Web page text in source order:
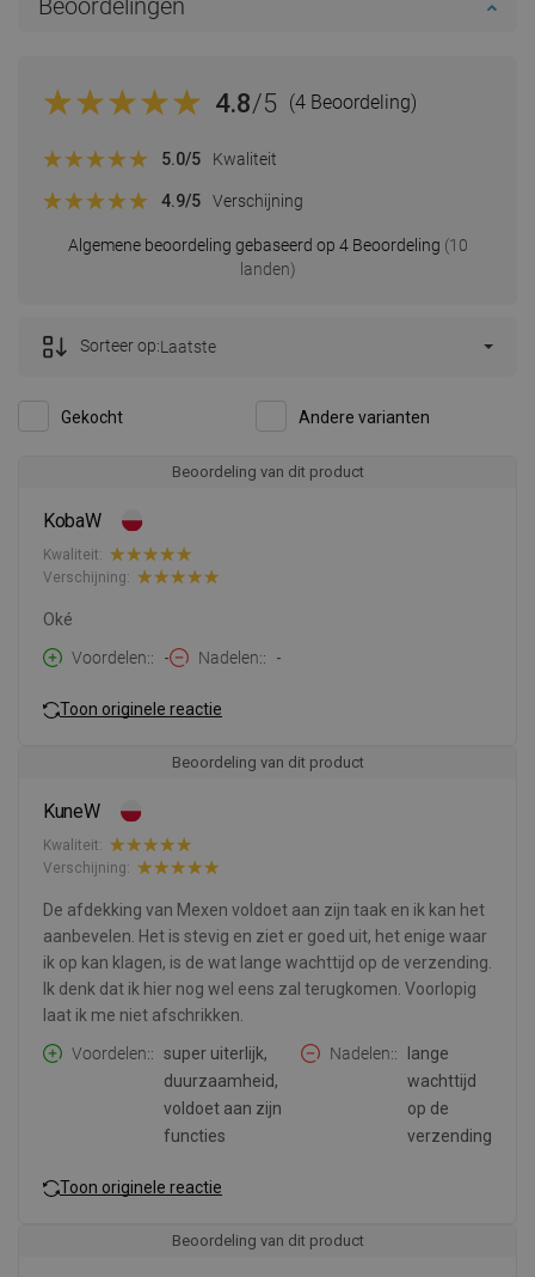
Beoordelingen
4.8/5 (4 Beoordeling)
Algemene beoordeling gebaseerd op 4 Beoordeling (10
landen)
5.0/5 Kwaliteit
4.9/5 Verschijning
Gekocht Andere varianten
Sorteer op:Laatste
Beoordeling van dit product
KobaW
Kwaliteit:
Verschijning:
Oké
Voordelen:
- Nadelen: -
Toon originele reactie
Beoordeling van dit product
KuneW
Kwaliteit:
Verschijning:
De afdekking van Mexen voldoet aan zijn taak en ik kan het
aanbevelen. Het is stevig en ziet er goed uit, het enige waar
ik op kan klagen, is de wat lange wachttijd op de verzending.
Ik denk dat ik hier nog wel eens zal terugkomen. Voorlopig
laat ik me niet afschrikken.
Voordelen:
super uiterlijk,
duurzaamheid,
voldoet aan zijn
functies
Nadelen:
lange
wachttijd
op de
verzending
Toon originele reactie
Beoordeling van dit product